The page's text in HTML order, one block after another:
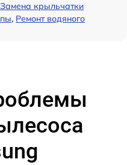
Замена крыльчатки
, Ремонт водяного